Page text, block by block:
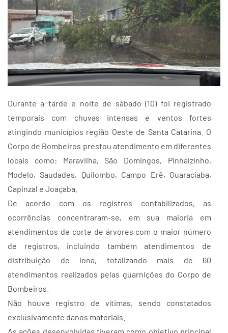
Durante a tarde e noite de sábado (10) foi registrado
temporais com chuvas intensas e ventos fortes
atingindo municípios região Oeste de Santa Catarina. O
Corpo de Bombeiros prestou atendimento em diferentes
locais como: Maravilha, São Domingos, Pinhalzinho,
Modelo, Saudades, Quilombo, Campo Erê, Guaraciaba,
Capinzal e Joaçaba.
De acordo com os registros contabilizados, as
ocorrências concentraram-se, em sua maioria em
atendimentos de corte de árvores com o maior número
de registros, incluindo também atendimentos de
distribuição de lona, totalizando mais de 60
atendimentos realizados pelas guarnições do Corpo de
Bombeiros.
Não houve registro de vítimas, sendo constatados
exclusivamente danos materiais.